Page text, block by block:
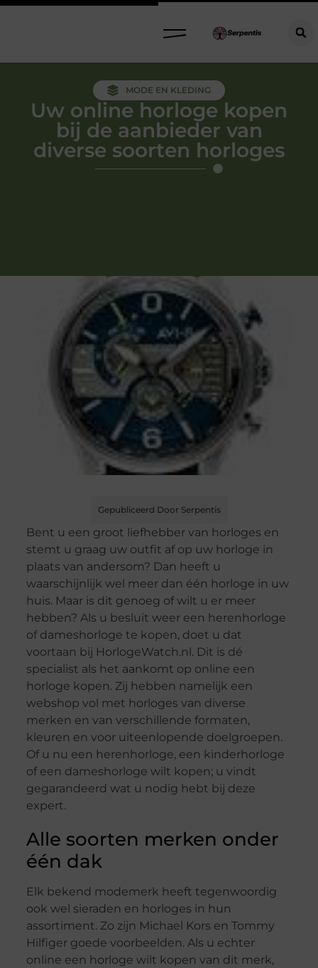
MODE EN KLEDING
Uw online horloge kopen
bij de aanbieder van
diverse soorten horloges
Gepubliceerd Door Serpentis
Bent u een groot liefhebber van horloges en
stemt u graag uw outfit af op uw horloge in
plaats van andersom? Dan heeft u
waarschijnlijk wel meer dan één horloge in uw
huis. Maar is dit genoeg of wilt u er meer
hebben? Als u besluit weer een herenhorloge
of dameshorloge te kopen, doet u dat
voortaan bij HorlogeWatch.nl. Dit is dé
specialist als het aankomt op online een
horloge kopen. Zij hebben namelijk een
webshop vol met horloges van diverse
merken en van verschillende formaten,
kleuren en voor uiteenlopende doelgroepen.
Of u nu een herenhorloge, een kinderhorloge
of een dameshorloge wilt kopen; u vindt
gegarandeerd wat u nodig hebt bij deze
expert.
Alle soorten merken onder
één dak
Elk bekend modemerk heeft tegenwoordig
ook wel sieraden en horloges in hun
assortiment. Zo zijn Michael Kors en Tommy
Hilfiger goede voorbeelden. Als u echter
online een horloge wilt kopen van dit merk,